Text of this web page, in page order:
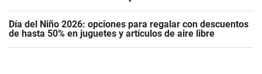
Día del Niño 2026: opciones para regalar con descuentos
de hasta 50% en juguetes y artículos de aire libre